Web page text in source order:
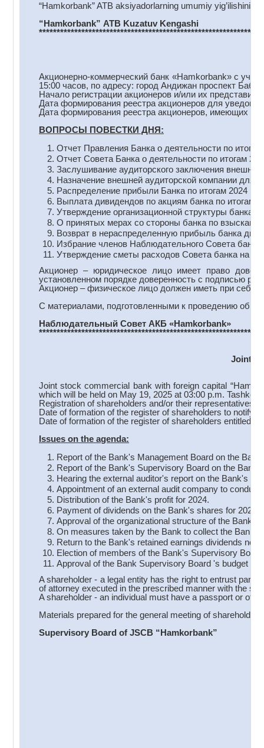
“Hamkorbank” ATB aksiyadorlarning umumiy yig’ilishini
“Hamkorbank” ATB Kuzatuv Kengashi
Акционерно-коммерческий банк «Hamkorbank» с
15:00 часов, по адресу: город Андижан проспект
Начало регистрации акционеров и/или их
Дата формирования реестра акционеров для
Дата формирования реестра акционеров, имеющих
ВОПРОСЫ ПОВЕСТКИ ДНЯ:
Отчет Правления Банка о деятельности по итогам
Отчет Совета Банка о деятельности по итогам
Заслушивание аудиторского заключения
Назначение внешней аудиторской компании для
Распределение прибыли Банка по итогам 2024
Выплата дивидендов по акциям банка по итогам
Утверждение организационной структуры банка.
О принятых мерах со стороны банка по
Возврат в нераспределенную прибыль банка
Избрание членов Наблюдательного Совета банка
Утверждение сметы расходов Совета банка на
Акционер – юридическое лицо имеет право
установленном порядке доверенность с подписью
Акционер – физическое лицо должен иметь при себе
С материалами, подготовленными к проведению
Наблюдательный Совет АКБ «Hamkorbank»
Joint
Joint stock commercial bank with foreign capital
which will be held on May 19, 2025 at 03:00 p.m.
Registration of shareholders and/or their representatives
Date of formation of the register of shareholders to notify
Date of formation of the register of shareholders entitled
Issues on the agenda:
Report of the Bank's Management Board on the
Report of the Bank's Supervisory Board on the
Hearing the external auditor's report on the Bank's
Appointment of an external audit company to
Distribution of the Bank's profit for 2024.
Payment of dividends on the Bank's shares for 2024.
Approval of the organizational structure of the Bank.
On measures taken by the Bank to collect the Bank's
Return to the Bank's retained earnings dividends
Election of members of the Bank's Supervisory
Approval of the Bank Supervisory Board 's budget for
A shareholder - a legal entity has the right to entrust
of attorney executed in the prescribed manner with the
A shareholder - an individual must have a passport or
Materials prepared for the general meeting of
Supervisory Board of JSCB “Hamkorbank”